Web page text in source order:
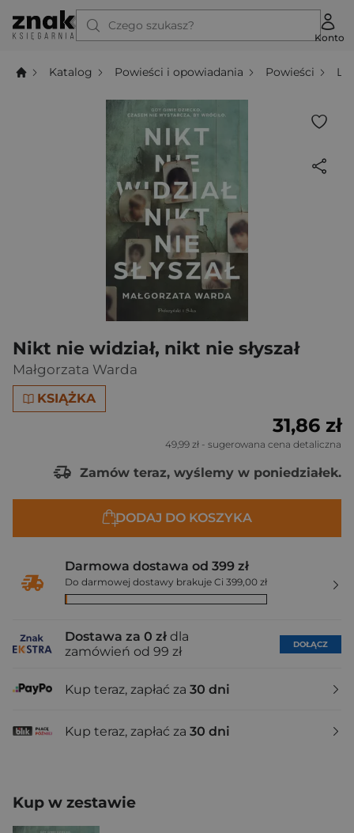
Czego szukasz?
Konto
Katalog Powieści i opowiadania Powieści
Nikt nie widział, nikt nie słyszał
Małgorzata Warda
KSIĄŻKA
31,86 zł
49,99 zł - sugerowana cena detaliczna
Zamów teraz, wyślemy w poniedziałek.
DODAJ DO KOSZYKA
Darmowa dostawa od 399 zł
Do darmowej dostawy brakuje Ci 399,00 zł
Dostawa za 0 zł dla
zamówień od 99 zł
DOŁĄCZ
Kup teraz, zapłać za 30 dni
Kup teraz, zapłać za 30 dni
Kup w zestawie